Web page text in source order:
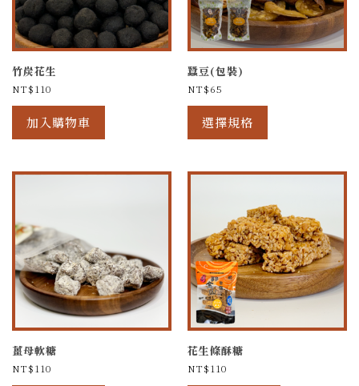
竹炭花生
NT$110
加入購物車
蠶豆(包裝)
NT$65
選擇規格
薑母軟糖
NT$110
花生條酥糖
NT$110